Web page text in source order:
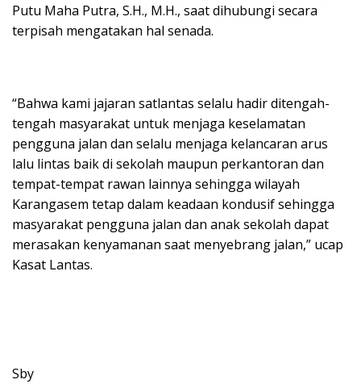
Putu Maha Putra, S.H., M.H., saat dihubungi secara
terpisah mengatakan hal senada.
“Bahwa kami jajaran satlantas selalu hadir ditengah-
tengah masyarakat untuk menjaga keselamatan
pengguna jalan dan selalu menjaga kelancaran arus
lalu lintas baik di sekolah maupun perkantoran dan
tempat-tempat rawan lainnya sehingga wilayah
Karangasem tetap dalam keadaan kondusif sehingga
masyarakat pengguna jalan dan anak sekolah dapat
merasakan kenyamanan saat menyebrang jalan,” ucap
Kasat Lantas.
Sby